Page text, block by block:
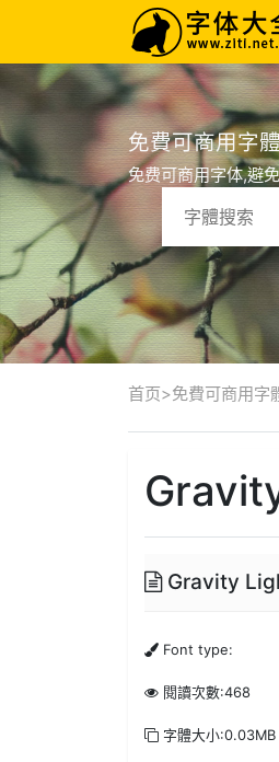
免費可商用字
免费可商用字体,避
首页>免費可商用字
Gravity
Font type:
閱讀次數:468
字體大小:0.03MB